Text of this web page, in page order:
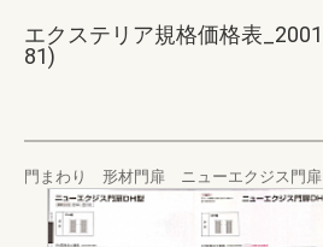
エクステリア規格価格表
81)
門まわり 形材門扉 ニューエクジス門扉